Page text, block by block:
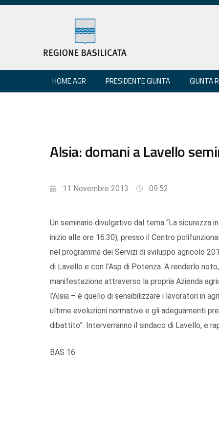
HOME AGR PRESIDENTE GIUNTA GIUNTA
Alsia: domani a Lavello
11 Novembre 2013 09:52
Un seminario divulgativo dal tema “La sicurezza
inizio alle ore 16.30), presso il Centro
nel programma dei Servizi di sviluppo agricolo
di Lavello e con l’Asp di Potenza. A renderlo
manifestazione attraverso la propria Azienda
l’Alsia – è quello di sensibilizzare i lavoratori in
ultime evoluzioni normative e gli adeguamenti
dibattito”. Interverranno il sindaco di Lavello, e
BAS 16